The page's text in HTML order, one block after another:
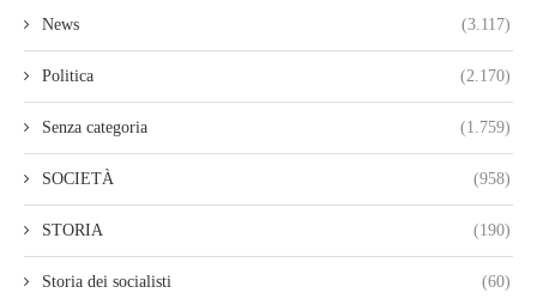
News (3.117)
Politica (2.170)
Senza categoria (1.759)
SOCIETÀ (958)
STORIA (190)
Storia dei socialisti (60)